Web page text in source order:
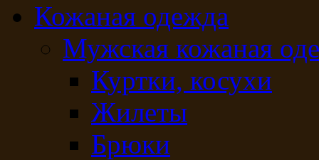
Кожаная одежда
Мужская кожаная
Куртки, косухи
Жилеты
Брюки